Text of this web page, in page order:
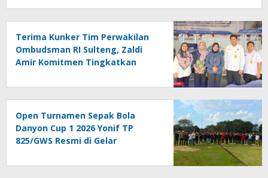
Terima Kunker Tim Perwakilan
Ombudsman RI Sulteng, Zaldi
Amir Komitmen Tingkatkan
Akuntabel Bebas Mal
Administrasi
Open Turnamen Sepak Bola
Danyon Cup 1 2026 Yonif TP
825/GWS Resmi di Gelar